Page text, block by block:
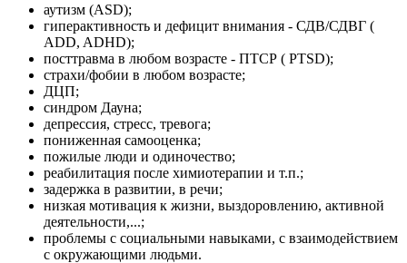
аутизм (ASD);
гиперактивность и дефицит внимания - СДВ/СДВГ (
ADD, ADHD);
посттравма в любом возрасте - ПТСР ( PTSD);
страхи/фобии в любом возрасте;
ДЦП;
синдром Дауна;
депрессия, стресс, тревога;
пониженная самооценка;
пожилые люди и одиночество;
реабилитация после химиотерапии и т.п.;
задержка в развитии, в речи;
низкая мотивация к жизни, выздоровлению, активной
деятельности,...;
проблемы с социальными навыками, с взаимодействием
с окружающими людьми.